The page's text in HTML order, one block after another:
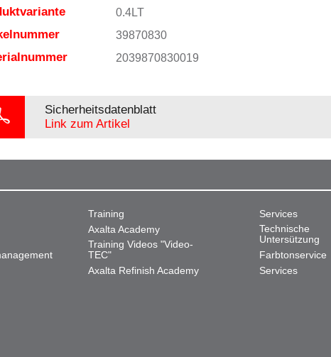
0.4LT
39870830
2039870830019
Sicherheitsdatenblatt
Link zum Artikel
Training
Axalta Academy
Training Videos "Video-
TEC"
Axalta Refinish Academy
Services
Technische
Untersützung
Farbtonservice
Services